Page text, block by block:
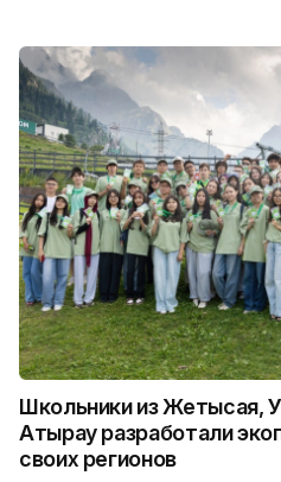
Школьники из Жетысая,
Атырау разработали
своих регионов